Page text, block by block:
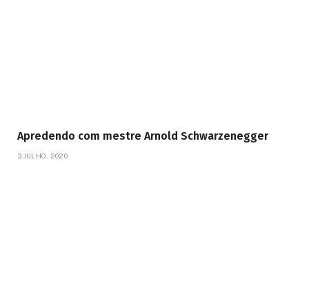
Apredendo com mestre Arnold Schwarzenegger
3 JULHO, 2020